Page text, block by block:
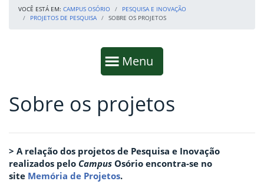
VOCÊ ESTÁ EM: CAMPUS OSÓRIO
PESQUISA E INOVAÇÃO
PROJETOS DE PESQUISA
SOBRE OS PROJETOS
Mostrar
Menu
Fim da navegação
Início do conteúdo
Sobre os projetos
> A relação dos projetos de Pesquisa e Inovação
realizados pelo Campus Osório encontra-se no
site Memória de Projetos.